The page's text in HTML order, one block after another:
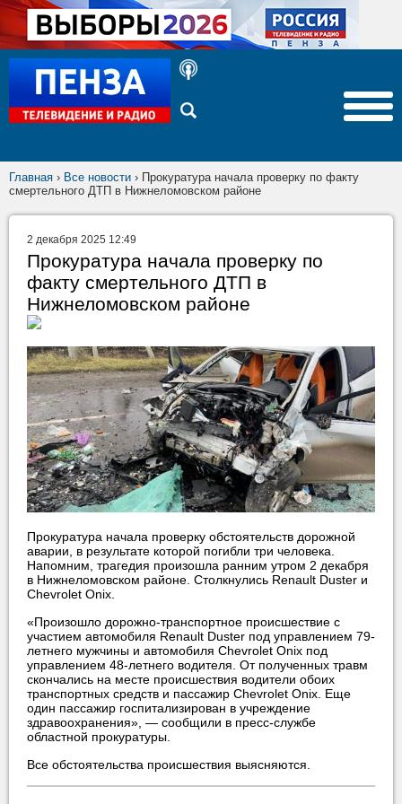
Главная › Все новости › Прокуратура начала проверку по факту
смертельного ДТП в Нижнеломовском районе
2 декабря 2025 12:49
Прокуратура начала проверку по
факту смертельного ДТП в
Нижнеломовском районе
Прокуратура начала проверку обстоятельств дорожной
аварии, в результате которой погибли три человека.
Напомним, трагедия произошла ранним утром 2 декабря
в Нижнеломовском районе. Столкнулись Renault Duster и
Chevrolet Onix.
«Произошло дорожно-транспортное происшествие с
участием автомобиля Renault Duster под управлением 79-
летнего мужчины и автомобиля Chevrolet Onix под
управлением 48-летнего водителя. От полученных травм
скончались на месте происшествия водители обоих
транспортных средств и пассажир Chevrolet Onix. Еще
один пассажир госпитализирован в учреждение
здравоохранения», — сообщили в пресс-службе
областной прокуратуры.
Все обстоятельства происшествия выясняются.